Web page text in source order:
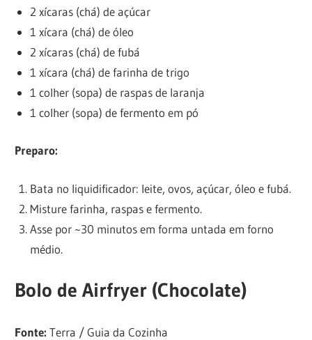
2 xícaras (chá) de açúcar
1 xícara (chá) de óleo
2 xícaras (chá) de fubá
1 xícara (chá) de farinha de trigo
1 colher (sopa) de raspas de laranja
1 colher (sopa) de fermento em pó
Preparo:
Bata no liquidificador: leite, ovos, açúcar, óleo e fubá.
Misture farinha, raspas e fermento.
Asse por ~30 minutos em forma untada em forno
médio.
Bolo de Airfryer (Chocolate)
Fonte: Terra / Guia da Cozinha